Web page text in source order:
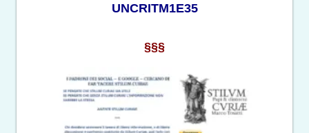
UNCRITM1E35
§§§